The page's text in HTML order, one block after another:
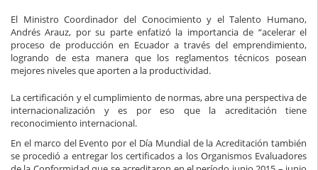
El Ministro Coordinador del Conocimiento y el Talento Humano,
Andrés Arauz, por su parte enfatizó la importancia de “acelerar el
proceso de producción en Ecuador a través del emprendimiento,
logrando de esta manera que los reglamentos técnicos posean
mejores niveles que aporten a la productividad.
La certificación y el cumplimiento de normas, abre una perspectiva de
internacionalización y es por eso que la acreditación tiene
reconocimiento internacional.
En el marco del Evento por el Día Mundial de la Acreditación también
se procedió a entregar los certificados a los Organismos Evaluadores